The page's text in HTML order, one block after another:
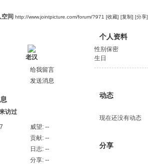
间 http://www.jointpicture.com/forum/?971 [收藏] [复制] [分享]
老汉
给我留言
发送消息
访过
威望: --
贡献: --
日志: --
分享: --
个人资料
性别 保密
生日
动态
现在还没有动态
分享